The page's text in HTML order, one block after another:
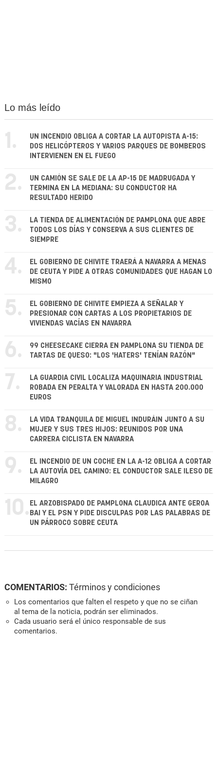
Lo más leído
1.
UN INCENDIO OBLIGA A CORTAR LA AUTOPISTA A-15:
DOS HELICÓPTEROS Y VARIOS PARQUES DE BOMBEROS
INTERVIENEN EN EL FUEGO
2.
UN CAMIÓN SE SALE DE LA AP-15 DE MADRUGADA Y
TERMINA EN LA MEDIANA: SU CONDUCTOR HA
RESULTADO HERIDO
3.
LA TIENDA DE ALIMENTACIÓN DE PAMPLONA QUE ABRE
TODOS LOS DÍAS Y CONSERVA A SUS CLIENTES DE
SIEMPRE
4.
EL GOBIERNO DE CHIVITE TRAERÁ A NAVARRA A MENAS
DE CEUTA Y PIDE A OTRAS COMUNIDADES QUE HAGAN LO
MISMO
5.
EL GOBIERNO DE CHIVITE EMPIEZA A SEÑALAR Y
PRESIONAR CON CARTAS A LOS PROPIETARIOS DE
VIVIENDAS VACÍAS EN NAVARRA
6.
99 CHEESECAKE CIERRA EN PAMPLONA SU TIENDA DE
TARTAS DE QUESO: "LOS 'HATERS' TENÍAN RAZÓN"
7.
LA GUARDIA CIVIL LOCALIZA MAQUINARIA INDUSTRIAL
ROBADA EN PERALTA Y VALORADA EN HASTA 200.000
EUROS
8.
LA VIDA TRANQUILA DE MIGUEL INDURÁIN JUNTO A SU
MUJER Y SUS TRES HIJOS: REUNIDOS POR UNA
CARRERA CICLISTA EN NAVARRA
9.
EL INCENDIO DE UN COCHE EN LA A-12 OBLIGA A CORTAR
LA AUTOVÍA DEL CAMINO: EL CONDUCTOR SALE ILESO DE
MILAGRO
10. EL ARZOBISPADO DE PAMPLONA CLAUDICA ANTE GEROA
BAI Y EL PSN Y PIDE DISCULPAS POR LAS PALABRAS DE
UN PÁRROCO SOBRE CEUTA
COMENTARIOS: Términos y condiciones
Los comentarios que falten el respeto y que no se ciñan
al tema de la noticia, podrán ser eliminados.
Cada usuario será el único responsable de sus
comentarios.